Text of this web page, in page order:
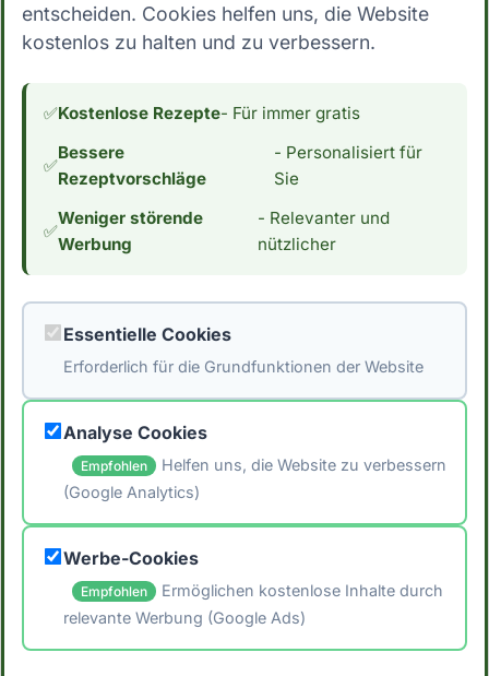
pro 100g essbarer Anteil fällt Rohwürste mit
abgebrochener Reifung eindeutig in die
sehr interessanten Zutat für Menschen, die ihre
Wenn du an einer Low Carb Ernährung
interessiert bist, interessiert dich vielleicht
auch der Kaloriengehalt. Mit 313 Kalorien pro
100g essbarer Anteil hat Rohwürste mit
durchschnittlichen Kaloriengehalt. *Hinweis:
Die Daten stammen aus der [Schweizer
Nährwertdatenbank]
(https://naehrwertdaten.ch/de/).*
🖨️ Artikel drucken
← Zurück zum Blog
entscheiden. Cookies helfen uns, die Website
kostenlos zu halten und zu verbessern.
✅Kostenlose Rezepte- Für immer gratis
✅
Bessere
Rezeptvorschläge
- Personalisiert für
Sie
✅
Weniger störende
Werbung
- Relevanter und
nützlicher
Essentielle Cookies
Erforderlich für die Grundfunktionen der Website
Analyse Cookies
Empfohlen
Helfen uns, die Website zu verbessern
(Google Analytics)
Werbe-Cookies
Empfohlen
Ermöglichen kostenlose Inhalte durch
relevante Werbung (Google Ads)